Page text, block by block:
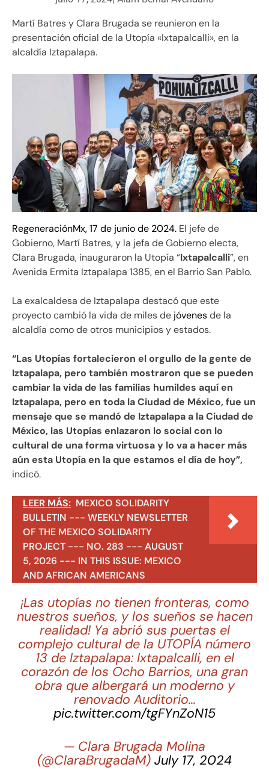
Martí Batres y Clara Brugada se reunieron en la
presentación oficial de la Utopía «Ixtapalcalli», en la
alcaldía Iztapalapa.
RegeneraciónMx, 17 de junio de 2024. El jefe de
Gobierno, Martí Batres, y la jefa de Gobierno electa,
Clara Brugada, inauguraron la Utopía “Ixtapalcalli”, en
Avenida Ermita Iztapalapa 1385, en el Barrio San Pablo.
La exalcaldesa de Iztapalapa destacó que este
proyecto cambió la vida de miles de jóvenesde la
alcaldía como de otros municipios y estados.
“Las Utopías fortalecieron el orgullo de la gente de
Iztapalapa, pero también mostraron que se pueden
cambiar la vida de las familias humildes aquí en
Iztapalapa, pero en toda la Ciudad de México, fue un
mensaje que se mandó de Iztapalapa a la Ciudad de
México, las Utopías enlazaron lo social con lo
cultural de una forma virtuosa y lo va a hacer más
aún esta Utopía en la que estamos el día de hoy”,
indicó.
LEER MÁS: MEXICO SOLIDARITY
BULLETIN --- WEEKLY NEWSLETTER
OF THE MEXICO SOLIDARITY
PROJECT --- NO. 283 --- AUGUST
5, 2026 --- IN THIS ISSUE: MEXICO
AND AFRICAN AMERICANS
¡Las utopías no tienen fronteras, como
nuestros sueños, y los sueños se hacen
realidad! Ya abrió sus puertas el
complejo cultural de la UTOPÍA número
13 de Iztapalapa: Ixtapalcalli, en el
corazón de los Ocho Barrios, una gran
obra que albergará un moderno y
renovado Auditorio…
pic.twitter.com/tgFYnZoN15
— Clara Brugada Molina
(@ClaraBrugadaM) July 17, 2024